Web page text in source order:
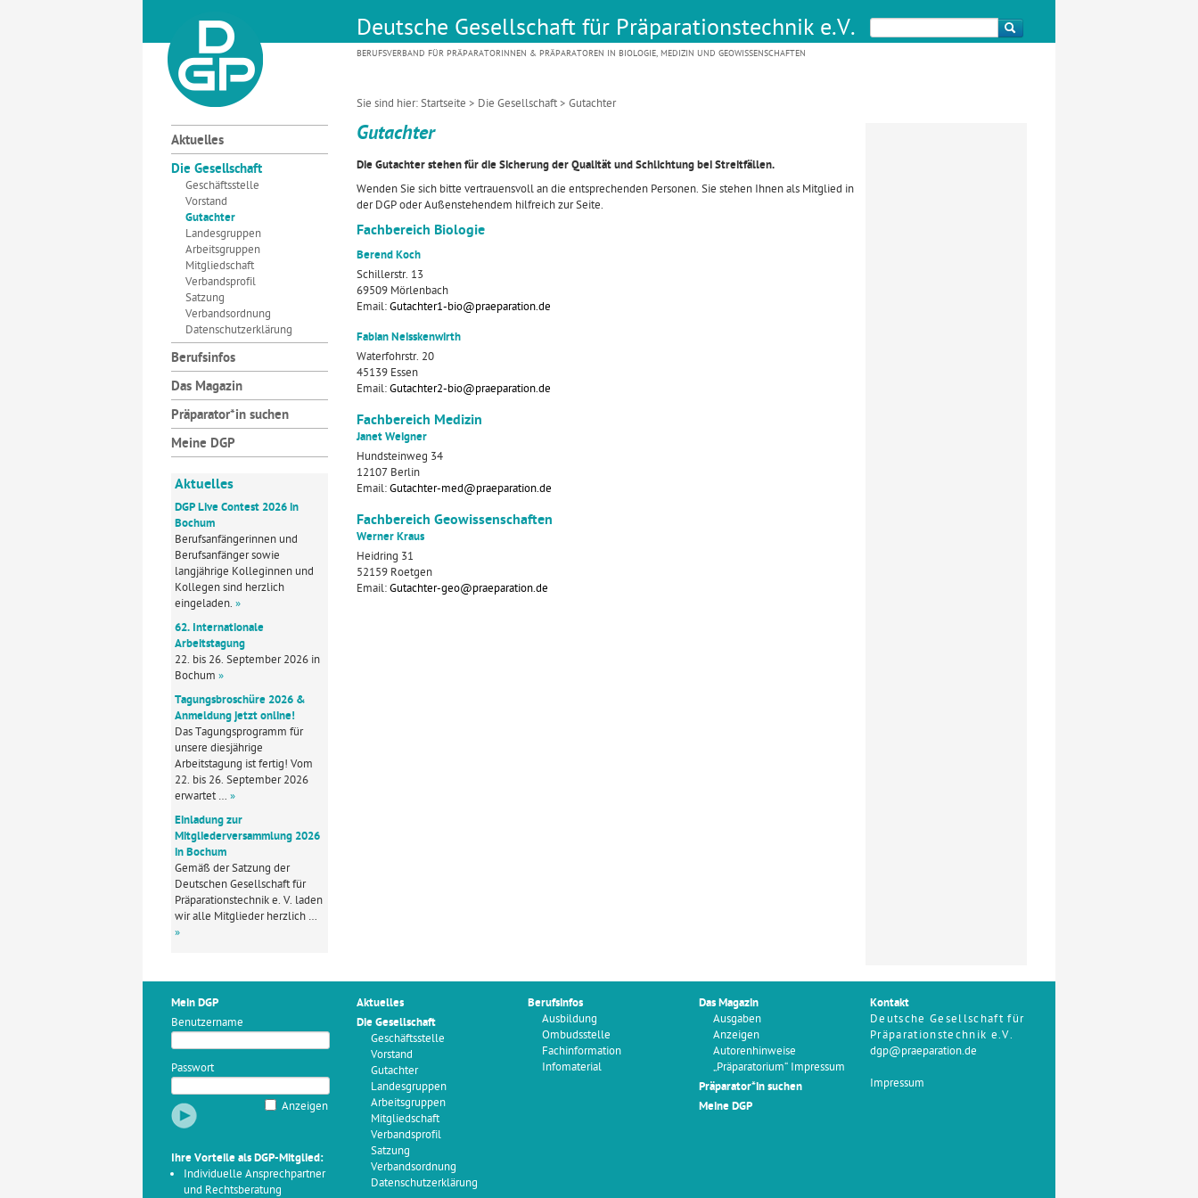
Deutsche Gesellschaft für Präparationstechnik e.V.
BERUFSVERBAND FÜR PRÄPARATORINNEN & PRÄPARATOREN IN BIOLOGIE, MEDIZIN UND GEOWISSENSCHAFTEN
Sie sind hier:Startseite > Die Gesellschaft> Gutachter
Aktuelles
Die Gesellschaft
Geschäftsstelle
Vorstand
Gutachter
Landesgruppen
Arbeitsgruppen
Mitgliedschaft
Verbandsprofil
Satzung
Verbandsordnung
Datenschutzerklärung
Berufsinfos
Das Magazin
Präparator*in suchen
Meine DGP
Aktuelles
DGP Live Contest 2026 in
Bochum
Berufsanfängerinnen und
Berufsanfänger sowie
langjährige Kolleginnen und
Kollegen sind herzlich
eingeladen. »
62. Internationale
Arbeitstagung
22. bis 26. September 2026 in
Bochum »
Tagungsbroschüre 2026 &
Anmeldung jetzt online!
Das Tagungsprogramm für
unsere diesjährige
Arbeitstagung ist fertig! Vom
22. bis 26. September 2026
erwartet … »
Einladung zur
Mitgliederversammlung 2026
in Bochum
Gemäß der Satzung der
Deutschen Gesellschaft für
Präparationstechnik e. V. laden
wir alle Mitglieder herzlich …
»
Gutachter
Die Gutachter stehen für die Sicherung der Qualität und Schlichtung bei Streitfällen.
Wenden Sie sich bitte vertrauensvoll an die entsprechenden Personen. Sie stehen Ihnen als Mitglied in
der DGP oder Außenstehendem hilfreich zur Seite.
Fachbereich Biologie
Berend Koch
Schillerstr. 13
69509 Mörlenbach
Email:Gutachter1-bio@praeparation.de
Fabian Neisskenwirth
Waterfohrstr. 20
45139 Essen
Email:Gutachter2-bio@praeparation.de
Fachbereich Medizin
Janet Weigner
Hundsteinweg 34
12107 Berlin
Email:Gutachter-med@praeparation.de
Fachbereich Geowissenschaften
Werner Kraus
Heidring 31
52159 Roetgen
Email:Gutachter-geo@praeparation.de
Mein DGP
Benutzername
Passwort
Anzeigen
Ihre Vorteile als DGP-Mitglied:
Individuelle Ansprechpartner
und Rechtsberatung
Aktuelles
Die Gesellschaft
Geschäftsstelle
Vorstand
Gutachter
Landesgruppen
Arbeitsgruppen
Mitgliedschaft
Verbandsprofil
Satzung
Verbandsordnung
Datenschutzerklärung
Berufsinfos
Ausbildung
Ombudsstelle
Fachinformation
Infomaterial
Das Magazin
Ausgaben
Anzeigen
Autorenhinweise
„Präparatorium“ Impressum
Präparator*in suchen
Meine DGP
Kontakt
Deutsche Gesellschaft für
Präparationstechnik e.V.
dgp@praeparation.de
Impressum